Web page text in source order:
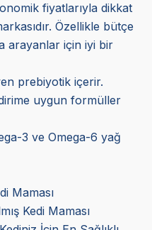
fiyatlarıyla dikkat
Özellikle bütçe
arayanlar için iyi bir
prebiyotik içerir.
uygun formüller
3 ve Omega-6 yağ
Maması
Kedi Maması